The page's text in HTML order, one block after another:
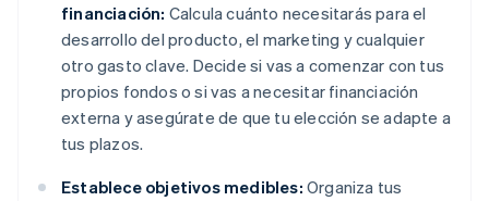
financiación: Calcula cuánto necesitarás para el
desarrollo del producto, el marketing y cualquier
otro gasto clave. Decide si vas a comenzar con tus
propios fondos o si vas a necesitar financiación
externa y asegúrate de que tu elección se adapte a
tus plazos.
Establece objetivos medibles: Organiza tus